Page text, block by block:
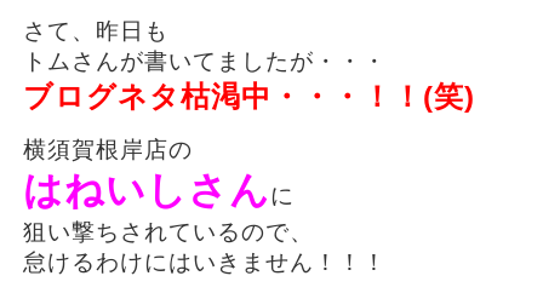
さて、昨日も
トムさんが書いてましたが・・・
ブログネタ枯渇中・・・！！(笑)
横須賀根岸店の
はねいしさんに
狙い撃ちされているので、
怠けるわけにはいきません！！！